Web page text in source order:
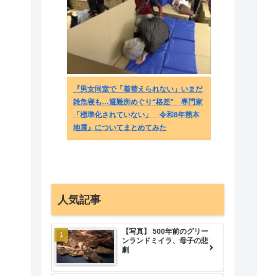
『男女同室で「着替えられない」いまだ
雑魚寝も…避難所めぐり“格差” 専門家
「標準化されていない」 令和8年熊本
地震』についてまとめてみた
人気記事
【写真】 500年前のグリー
ンランドミイラ、母子の悲
劇